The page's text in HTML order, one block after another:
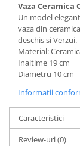
Vaza Ceramica
Un model
vaza din
deschis si Verzui.
Material:
Inaltime 19 cm
Diametru 10 cm
Informatii
Caracteristici
Review-uri(0)